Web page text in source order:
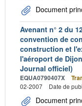
Document
Avenant n° 2 du
convention de
construction et
l'aéroport de
Journal officiel)
EQUA0790407X
02-2007
Date de
Document